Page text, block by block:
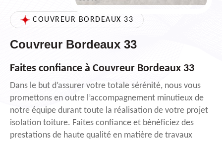
COUVREUR BORDEAUX 33
Couvreur Bordeaux 33
Faites confiance à Couvreur Bordeaux 33
Dans le but d’assurer votre totale sérénité, nous vous
promettons en outre l’accompagnement minutieux de
notre équipe durant toute la réalisation de votre projet
isolation toiture. Faites confiance et bénéficiez des
prestations de haute qualité en matière de travaux